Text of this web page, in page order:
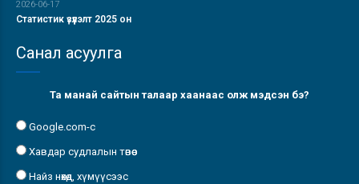
2026-06-17
Статистик үзүүлэлт 2025 он
Санал асуулга
Та манай сайтын талаар хаанаас олж мэдсэн бэ?
Google.com-с
Хавдар судлалын төвөөс
Найз нөхөд, хүмүүсээс